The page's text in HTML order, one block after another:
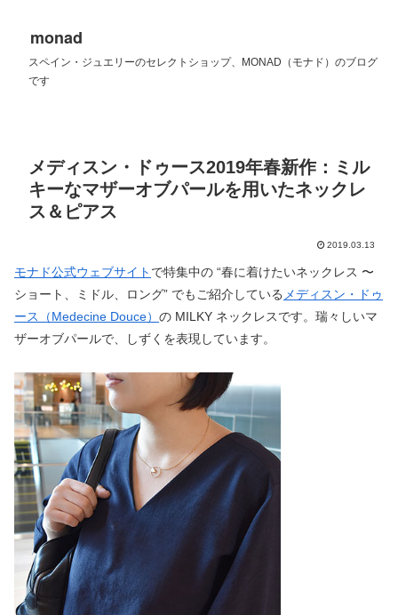
monad
スペイン・ジュエリーのセレクトショップ、MONAD（モナド）のブログ
です
メディスン・ドゥース2019年春新作：ミル
キーなマザーオブパールを用いたネックレ
ス＆ピアス
2019.03.13
モナド公式ウェブサイト で特集中の “春に着けたいネックレス 〜
ショート、ミドル、ロング” でもご紹介している メディスン・ドゥ
ース（Medecine Douce） の MILKY ネックレスです。瑞々しいマ
ザーオブパールで、しずくを表現しています。